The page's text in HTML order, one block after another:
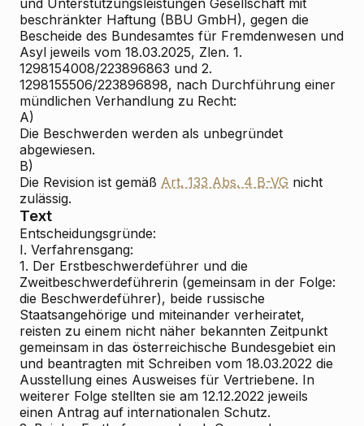
und Unterstützungsleistungen Gesellschaft mit
beschränkter Haftung (BBU GmbH), gegen die
Bescheide des Bundesamtes für Fremdenwesen und
Asyl jeweils vom 18.03.2025, Zlen. 1.
1298154008/223896863 und 2.
1298155506/223896898, nach Durchführung einer
mündlichen Verhandlung zu Recht:
A)
Die Beschwerden werden als unbegründet
abgewiesen.
B)
Die Revision ist gemäß Art. 133 Abs. 4 B-VG nicht
zulässig.
Text
Entscheidungsgründe:
I. Verfahrensgang:
1. Der Erstbeschwerdeführer und die
Zweitbeschwerdeführerin (gemeinsam in der Folge:
die Beschwerdeführer), beide russische
Staatsangehörige und miteinander verheiratet,
reisten zu einem nicht näher bekannten Zeitpunkt
gemeinsam in das österreichische Bundesgebiet ein
und beantragten mit Schreiben vom 18.03.2022 die
Ausstellung eines Ausweises für Vertriebene. In
weiterer Folge stellten sie am 12.12.2022 jeweils
einen Antrag auf internationalen Schutz.